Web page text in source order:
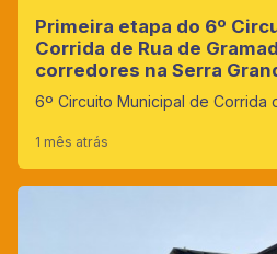
Primeira etapa do 6º
Corrida de Rua de
corredores na Serra
6º Circuito Municipal de Corrida
1 mês atrás